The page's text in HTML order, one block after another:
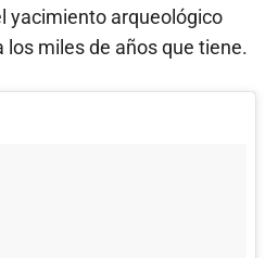
yacimiento arqueológico
los miles de años que tiene.